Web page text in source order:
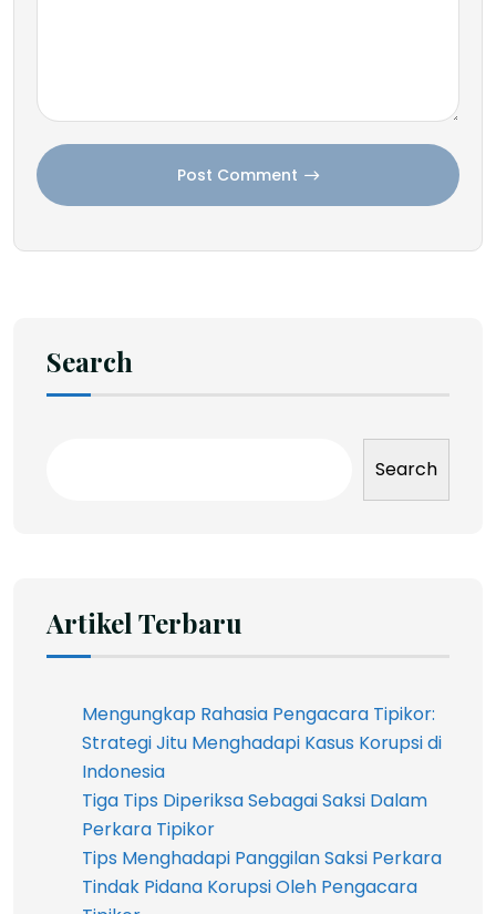
Post Comment
Search
Search
Artikel Terbaru
Mengungkap Rahasia Pengacara Tipikor:
Strategi Jitu Menghadapi Kasus Korupsi di
Indonesia
Tiga Tips Diperiksa Sebagai Saksi Dalam
Perkara Tipikor
Tips Menghadapi Panggilan Saksi Perkara
Tindak Pidana Korupsi Oleh Pengacara